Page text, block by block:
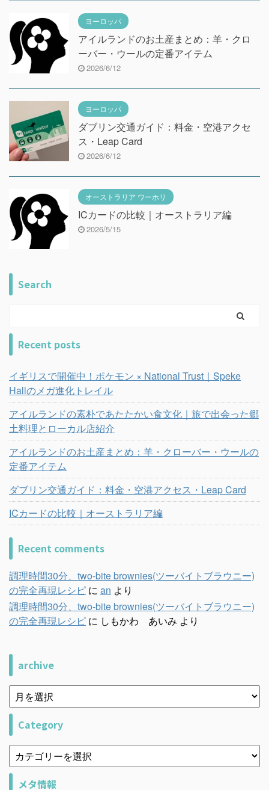
ヨーロッパ
アイルランドのお土産まとめ：羊・クロ
ーバー・ウールの定番アイテム
2026/6/12
ヨーロッパ
ダブリン交通ガイド：料金・空港アクセ
ス・Leap Card
2026/6/12
オーストラリア ワーホリ
ICカードの比較｜オーストラリア編
2026/5/15
Search
Recent posts
イギリスで開催中！ポケモン × National Trust｜Speke
Hallのメガ進化トレイル
アイルランドの素朴であたたかい食文化｜旅で出会った郷
土料理とローカル店紹介
アイルランドのお土産まとめ：羊・クローバー・ウールの
定番アイテム
ダブリン交通ガイド：料金・空港アクセス・Leap Card
ICカードの比較｜オーストラリア編
Recent comments
調理時間30分、two-bite brownies(ツーバイトブラウニー)
の完全再現レシピ に an より
調理時間30分、two-bite brownies(ツーバイトブラウニー)
の完全再現レシピ に しもかわ あいみ より
archive
Category
メタ情報